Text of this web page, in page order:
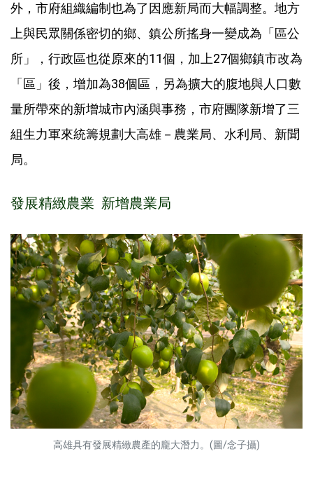
外，市府組織編制也為了因應新局而大幅調整。地方
上與民眾關係密切的鄉、鎮公所搖身一變成為「區公
所」，行政區也從原來的11個，加上27個鄉鎮市改為
「區」後，增加為38個區，另為擴大的腹地與人口數
量所帶來的新增城市內涵與事務，市府團隊新增了三
組生力軍來統籌規劃大高雄－農業局、水利局、新聞
局。
發展精緻農業 新增農業局
高雄具有發展精緻農產的龐大潛力。(圖/念子攝)